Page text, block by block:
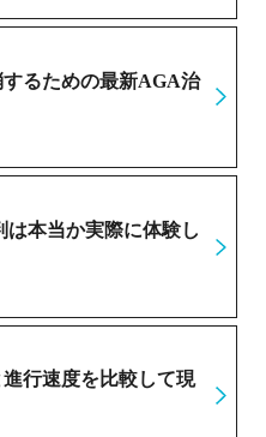
るための最新AGA治
本当か実際に体験し
行速度を比較して現